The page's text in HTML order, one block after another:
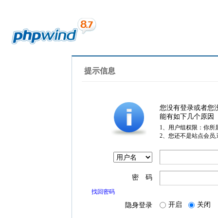
提示信息
您没有登录或者您
能有如下几个原因
1、用户组权限：你所
2、您还不是站点会员
密 码
找回密码
隐身登录 开启 关闭